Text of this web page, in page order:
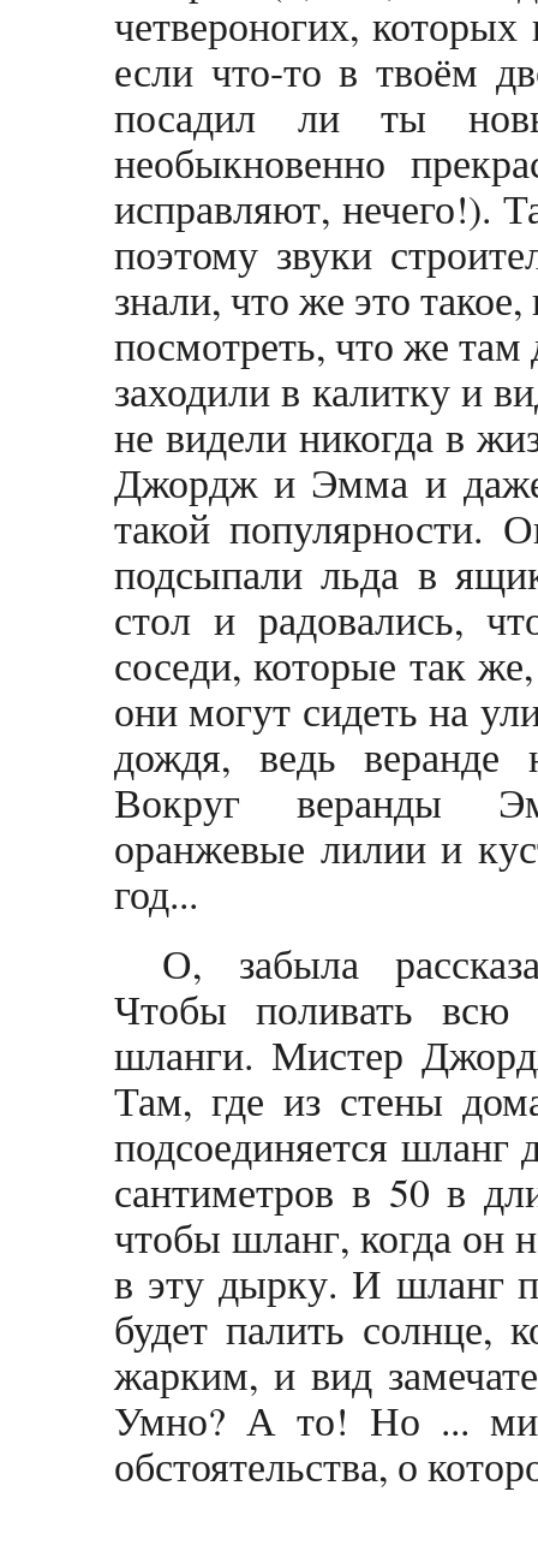
четвероногих,
если что-то в твоём
посадил ли ты
необыкновенно
исправляют, нечего!).
поэтому звуки
знали, что же это
посмотреть, что же
заходили в калитку и
не видели никогда в
Джордж и Эмма и
такой популярности.
подсыпали льда в
стол и радовались,
соседи, которые так
они могут сидеть на
дождя, ведь
Вокруг веранды
оранжевые лилии и
год...
О, забыла
Чтобы поливать всю
шланги. Мистер
Там, где из стены
подсоединяется шланг
сантиметров в 50 в
чтобы шланг, когда он
в эту дырку. И шланг
будет палить солнце,
жарким, и вид
Умно? А то! Но ...
обстоятельства, о